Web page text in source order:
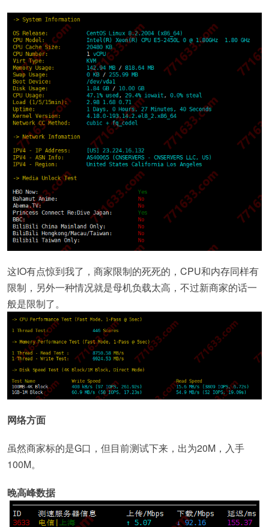
这IO有点惊到我了，商家限制的死死的，CPU和内存同样有
限制，另外一种情况就是母机负载太高，不过新商家的话一
般是限制了。
网络方面
虽然商家标的是G口，但目前测试下来，出为20M，入手
100M。
晚高峰数据